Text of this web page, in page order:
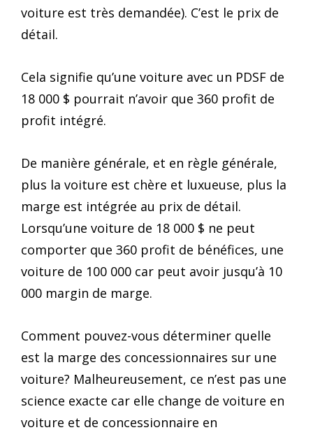
voiture est très demandée). C’est le prix de
détail.
Cela signifie qu’une voiture avec un PDSF de
18 000 $ pourrait n’avoir que 360 profit de
profit intégré.
De manière générale, et en règle générale,
plus la voiture est chère et luxueuse, plus la
marge est intégrée au prix de détail.
Lorsqu’une voiture de 18 000 $ ne peut
comporter que 360 profit de bénéfices, une
voiture de 100 000 car peut avoir jusqu’à 10
000 margin de marge.
Comment pouvez-vous déterminer quelle
est la marge des concessionnaires sur une
voiture? Malheureusement, ce n’est pas une
science exacte car elle change de voiture en
voiture et de concessionnaire en